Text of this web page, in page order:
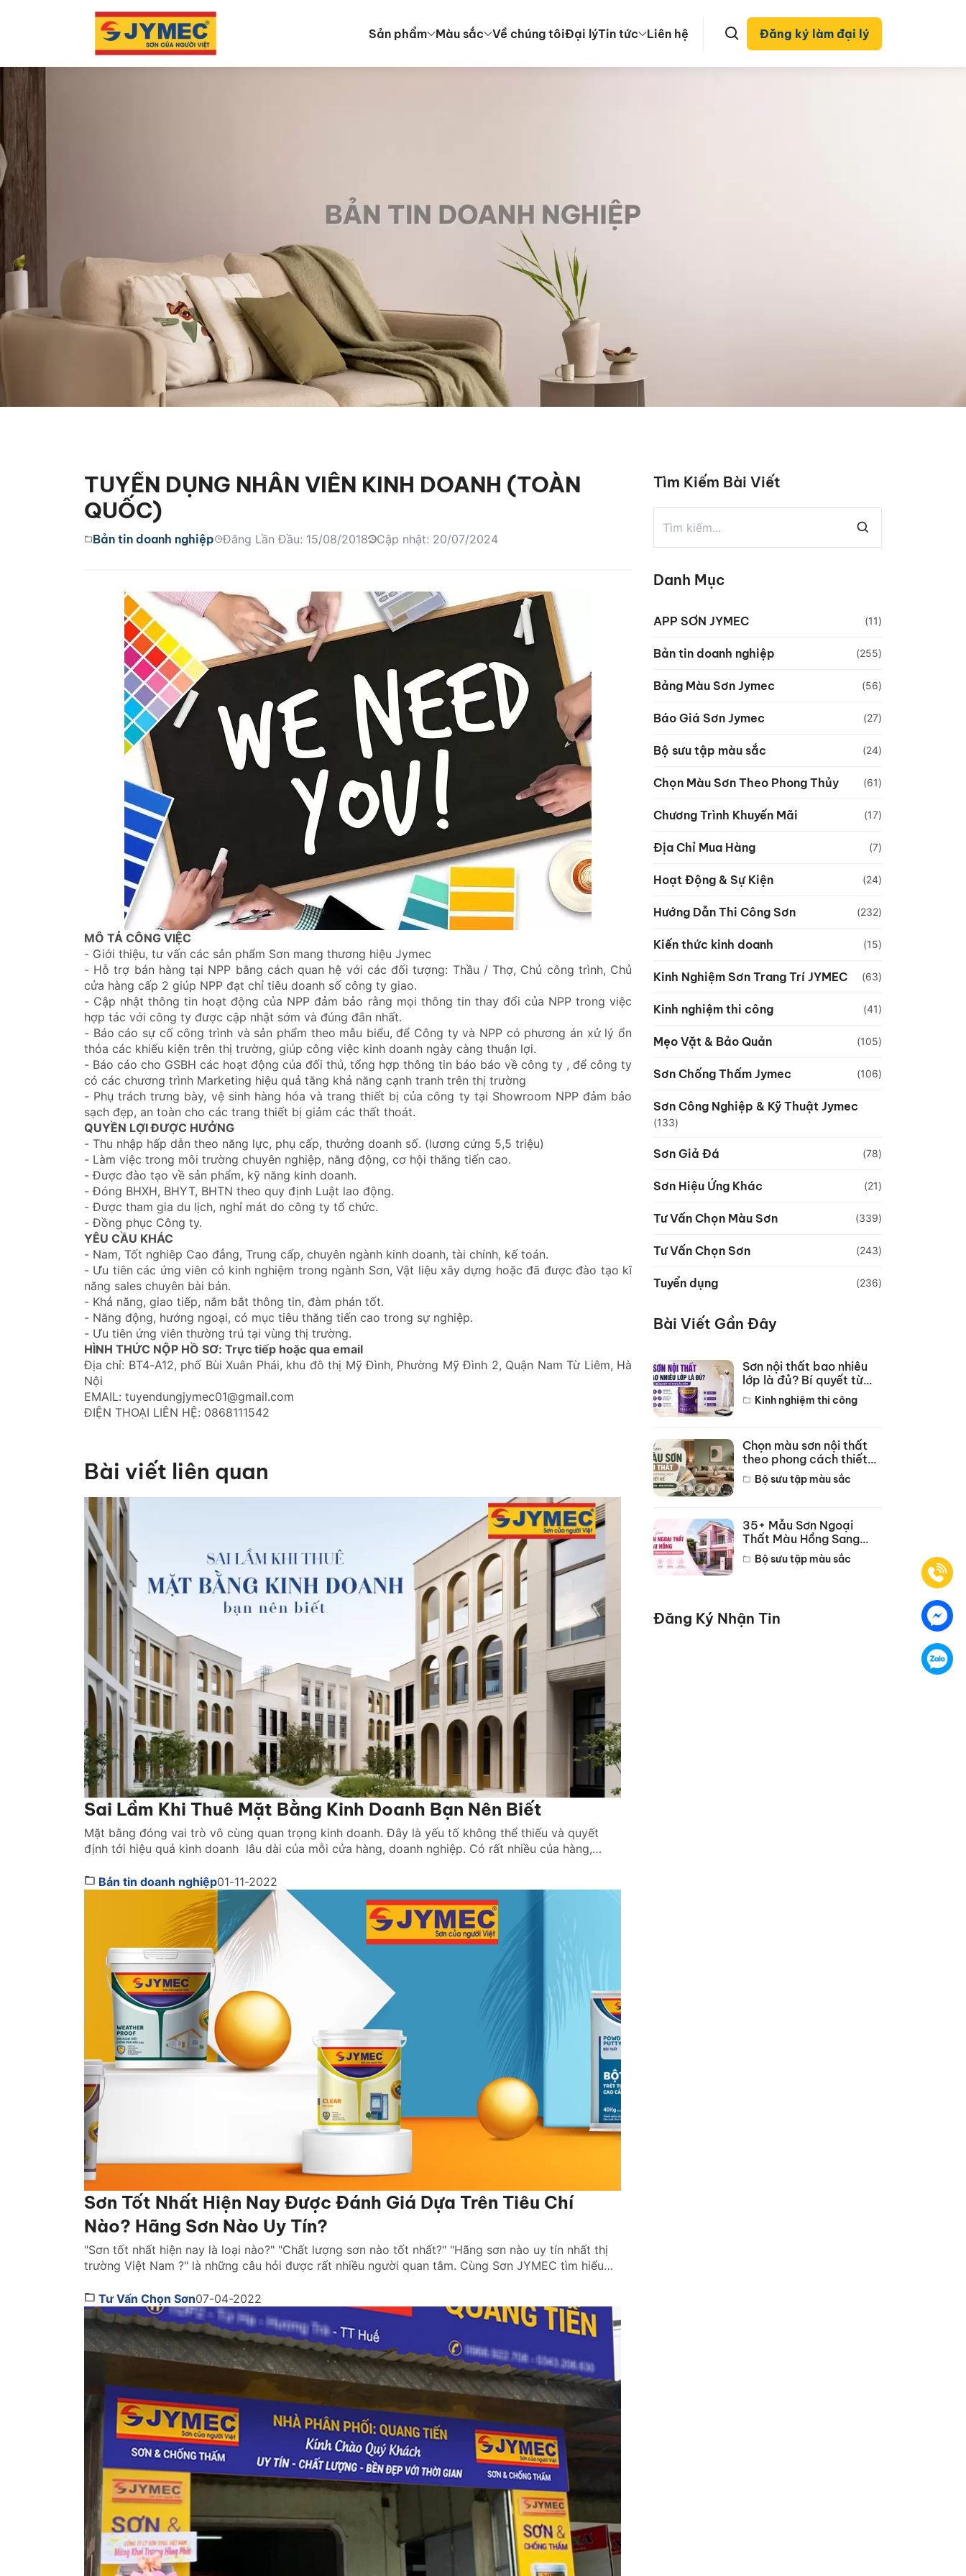
Sản phẩm Màu sắc Về chúng tôiĐại lýTin tức Liên hệ Đăng ký làm đại lý
TUYỂN DỤNG NHÂN VIÊN KINH DOANH (TOÀN
QUỐC)
Bản tin doanh nghiệp Đăng Lần Đầu: 15/08/2018 Cập nhật: 20/07/2024
MÔ TẢ CÔNG VIỆC
- Giới thiệu, tư vấn các sản phẩm Sơn mang thương hiệu Jymec
- Hỗ trợ bán hàng tại NPP bằng cách quan hệ với các đối tượng: Thầu / Thợ, Chủ công trình, Chủ
cửa hàng cấp 2 giúp NPP đạt chỉ tiêu doanh số công ty giao.
- Cập nhật thông tin hoạt động của NPP đảm bảo rằng mọi thông tin thay đổi của NPP trong việc
hợp tác với công ty được cập nhật sớm và đúng đắn nhất.
- Báo cáo sự cố công trình và sản phẩm theo mẫu biểu, để Công ty và NPP có phương án xử lý ổn
thỏa các khiếu kiện trên thị trường, giúp công việc kinh doanh ngày càng thuận lợi.
- Báo cáo cho GSBH các hoạt động của đối thủ, tổng hợp thông tin báo báo về công ty , để công ty
có các chương trình Marketing hiệu quả tăng khả năng cạnh tranh trên thị trường
- Phụ trách trưng bày, vệ sinh hàng hóa và trang thiết bị của công ty tại Showroom NPP đảm bảo
sạch đẹp, an toàn cho các trang thiết bị giảm các thất thoát.
QUYỀN LỢI ĐƯỢC HƯỞNG
- Thu nhập hấp dẫn theo năng lực, phụ cấp, thưởng doanh số. (lương cứng 5,5 triệu)
- Làm việc trong môi trường chuyên nghiệp, năng động, cơ hội thăng tiến cao.
- Được đào tạo về sản phẩm, kỹ năng kinh doanh.
- Đóng BHXH, BHYT, BHTN theo quy định Luật lao động.
- Được tham gia du lịch, nghỉ mát do công ty tổ chức.
- Đồng phục Công ty.
YÊU CẦU KHÁC
- Nam, Tốt nghiêp Cao đẳng, Trung cấp, chuyên ngành kinh doanh, tài chính, kế toán.
- Ưu tiên các ứng viên có kinh nghiệm trong ngành Sơn, Vật liệu xây dựng hoặc đã được đào tạo kĩ
năng sales chuyên bài bản.
- Khả năng, giao tiếp, nắm bắt thông tin, đàm phán tốt.
- Năng động, hướng ngoại, có mục tiêu thăng tiến cao trong sự nghiệp.
- Ưu tiên ứng viên thường trú tại vùng thị trường.
HÌNH THỨC NỘP HỒ SƠ: Trực tiếp hoặc qua email
Địa chỉ: BT4-A12, phố Bùi Xuân Phái, khu đô thị Mỹ Đình, Phường Mỹ Đình 2, Quận Nam Từ Liêm, Hà
Nội
EMAIL: tuyendungjymec01@gmail.com
ĐIỆN THOẠI LIÊN HỆ: 0868111542
Bài viết liên quan
Sai Lầm Khi Thuê Mặt Bằng Kinh Doanh Bạn Nên Biết
Mặt bằng đóng vai trò vô cùng quan trọng kinh doanh. Đây là yếu tố không thể thiếu và quyết
định tới hiệu quả kinh doanh lâu dài của mỗi cửa hàng, doanh nghiệp. Có rất nhiều của hàng,
Bản tin doanh nghiệp01-11-2022
Sơn Tốt Nhất Hiện Nay Được Đánh Giá Dựa Trên Tiêu Chí
Nào? Hãng Sơn Nào Uy Tín?
"Sơn tốt nhất hiện nay là loại nào?" "Chất lượng sơn nào tốt nhất?" "Hãng sơn nào uy tín nhất thị
trường Việt Nam ?" là những câu hỏi được rất nhiều người quan tâm. Cùng Sơn JYMEC tìm hiểu
Tư Vấn Chọn Sơn07-04-2022
Tìm Kiếm Bài Viết
Danh Mục
APP SƠN JYMEC (11)
Bản tin doanh nghiệp (255)
Bảng Màu Sơn Jymec (56)
Báo Giá Sơn Jymec (27)
Bộ sưu tập màu sắc (24)
Chọn Màu Sơn Theo Phong Thủy (61)
Chương Trình Khuyến Mãi (17)
Địa Chỉ Mua Hàng (7)
Hoạt Động & Sự Kiện (24)
Hướng Dẫn Thi Công Sơn (232)
Kiến thức kinh doanh (15)
Kinh Nghiệm Sơn Trang Trí JYMEC (63)
Kinh nghiệm thi công (41)
Mẹo Vặt & Bảo Quản (105)
Sơn Chống Thấm Jymec (106)
Sơn Công Nghiệp & Kỹ Thuật Jymec
(133)
Sơn Giả Đá (78)
Sơn Hiệu Ứng Khác (21)
Tư Vấn Chọn Màu Sơn (339)
Tư Vấn Chọn Sơn (243)
Tuyển dụng (236)
Bài Viết Gần Đây
Sơn nội thất bao nhiêu
lớp là đủ? Bí quyết từ
thợ lâu năm
Kinh nghiệm thi công
Chọn màu sơn nội thất
theo phong cách thiết
kế hot năm 2026
Bộ sưu tập màu sắc
35+ Mẫu Sơn Ngoại
Thất Màu Hồng Sang
Trọng Đẹp Nhất 2026
Bộ sưu tập màu sắc
Đăng Ký Nhận Tin